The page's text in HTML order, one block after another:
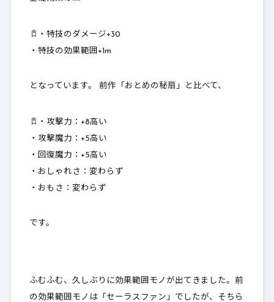
・特技のダメージ+30
・特技の効果範囲+1m
となっています。 前作「おとめの秘扇」と比べて、
・攻撃力： +8高い
・攻撃魔力： +5高い
・回復魔力：+5高い
・おしゃれさ：変わらず
・おもさ： 変わらず
です。
ふむふむ、久しぶりに効果範囲モノが出てきました。前
の効果範囲モノは「セーラスファン」でしたが、そちら